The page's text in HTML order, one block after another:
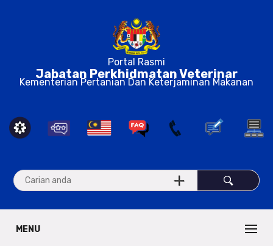
Portal Rasmi
Jabatan Perkhidmatan Veterinar
Kementerian Pertanian Dan Keterjaminan Makanan
MENU